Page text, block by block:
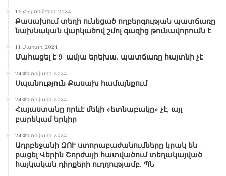
16 Հոկտեմբերի, 2024
Քասախում տեղի ունեցած ողբերգության պատճառը
նախնական վարկածով շմոլ գազից թունավորումն է
11 Մարտի, 2024
Մահացել է 9-ամյա երեխա. պատճառը հայտնի չէ
24 Փետրվարի, 2024
Սպանություն Քասախ համայնքում
24 Փետրվարի, 2024
Հայաստանը որևէ մեկի «ետնաբակը» չէ, այլ
բարեկամ երկիր
24 Փետրվարի, 2024
Ադրբեջանի ԶՈՒ ստորաբաժանումները կրակ են
բացել Վերին Շորժայի հատվածում տեղակայված
հայկական դիրքերի ուղղությամբ. ՊՆ